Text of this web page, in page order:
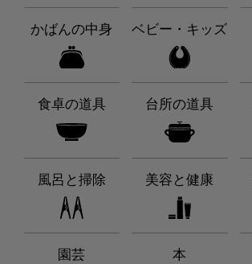
かばんの中身 ベビー・キッズ
食卓の道具 台所の道具
風呂と掃除 美容と健康
園芸 本